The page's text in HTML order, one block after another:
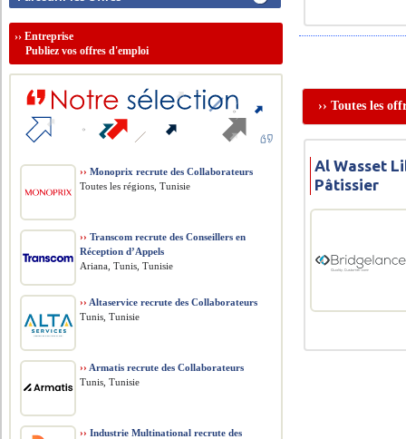
›› Toutes les
Al Wasset
Pâtissier
››Entreprise
Publiez vos offres d'emploi
›› Monoprix recrute des Collaborateurs
Toutes les régions, Tunisie
›› Transcom recrute des Conseillers en
Réception d’Appels
Ariana, Tunis, Tunisie
›› Altaservice recrute des Collaborateurs
Tunis, Tunisie
›› Armatis recrute des Collaborateurs
Tunis, Tunisie
›› Industrie Multinational recrute des